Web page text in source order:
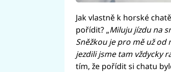
Jak vlastně k horské
pořídit? „Miluju jízdu na
Sněžkou je pro mě už od
jezdili jsme tam vždycky
tím, že pořídit si chatu